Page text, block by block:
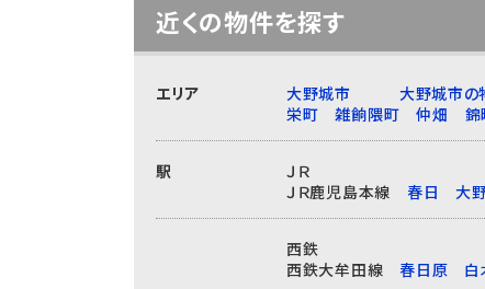
近くの物件を探す
エリア 大野城市
大野城市の
栄町
雑餉隈町 仲畑 錦
駅
ＪＲ
ＪＲ鹿児島本線
春日 大
西鉄
西鉄大牟田線
春日原 白